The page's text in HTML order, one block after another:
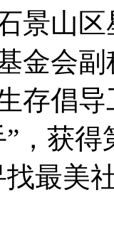
景山
金会
存倡
，获
最美